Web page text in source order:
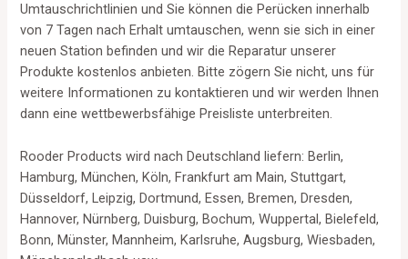
Umtauschrichtlinien und Sie können die Perücken innerhalb
von 7 Tagen nach Erhalt umtauschen, wenn sie sich in einer
neuen Station befinden und wir die Reparatur unserer
Produkte kostenlos anbieten. Bitte zögern Sie nicht, uns für
weitere Informationen zu kontaktieren und wir werden Ihnen
dann eine wettbewerbsfähige Preisliste unterbreiten.
Rooder Products wird nach Deutschland liefern: Berlin,
Hamburg, München, Köln, Frankfurt am Main, Stuttgart,
Düsseldorf, Leipzig, Dortmund, Essen, Bremen, Dresden,
Hannover, Nürnberg, Duisburg, Bochum, Wuppertal, Bielefeld,
Bonn, Münster, Mannheim, Karlsruhe, Augsburg, Wiesbaden,